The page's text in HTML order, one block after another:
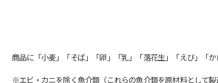
商品に「小麦」「そば」「卵」「乳」「落花生」「えび」「
※エビ・カニを除く魚介類（これらの魚介類を原材料として